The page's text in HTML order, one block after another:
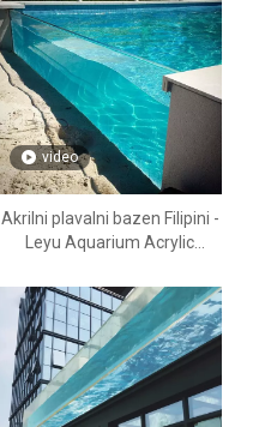
video
Akrilni plavalni bazen Filipini -
Leyu Aquarium Acrylic